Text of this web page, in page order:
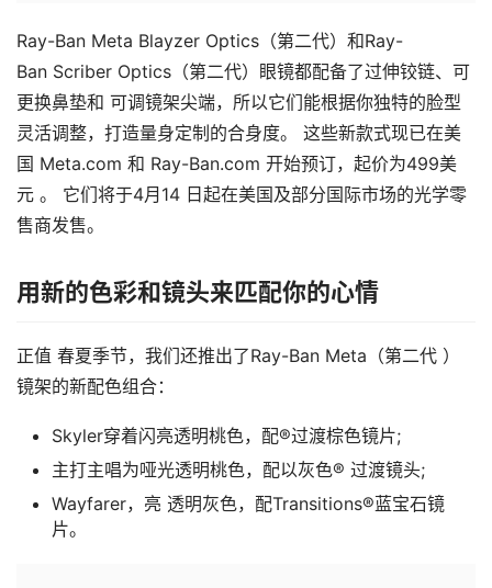
Ray-Ban Meta Blayzer Optics（第二代）和Ray-
Ban Scriber Optics（第二代）眼镜都配备了过伸铰链、可
更换鼻垫和 可调镜架尖端，所以它们能根据你独特的脸型
灵活调整，打造量身定制的合身度。 这些新款式现已在美
国 Meta.com 和 Ray-Ban.com 开始预订，起价为499美
元 。 它们将于4月14 日起在美国及部分国际市场的光学零
售商发售。
用新的色彩和镜头来匹配你的心情
正值 春夏季节，我们还推出了Ray-Ban Meta（第二代 ）
镜架的新配色组合：
Skyler穿着闪亮透明桃色，配®过渡棕色镜片;
主打主唱为哑光透明桃色，配以灰色® 过渡镜头;
Wayfarer，亮 透明灰色，配Transitions®蓝宝石镜
片。